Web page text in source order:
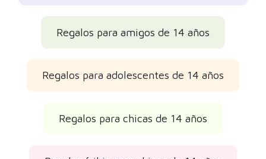
Regalos para amigos de 14 años
Regalos para adolescentes de 14 años
Regalos para chicas de 14 años